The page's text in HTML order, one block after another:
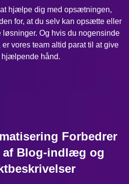
hjælpe dig med opsætningen,
for, at du selv kan opsætte eller
Og hvis du nogensinde
vores team altid parat til at give
hjælpende hånd.
Forbedrer
af Blog-indlæg og